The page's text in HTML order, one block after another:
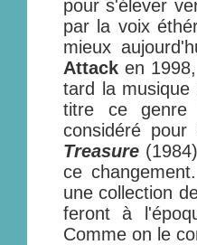
pour s'élever
par la voix
mieux
Attack en
tard la
titre ce genre
considéré pour
Treasure
ce
une collection
feront à
Comme on le